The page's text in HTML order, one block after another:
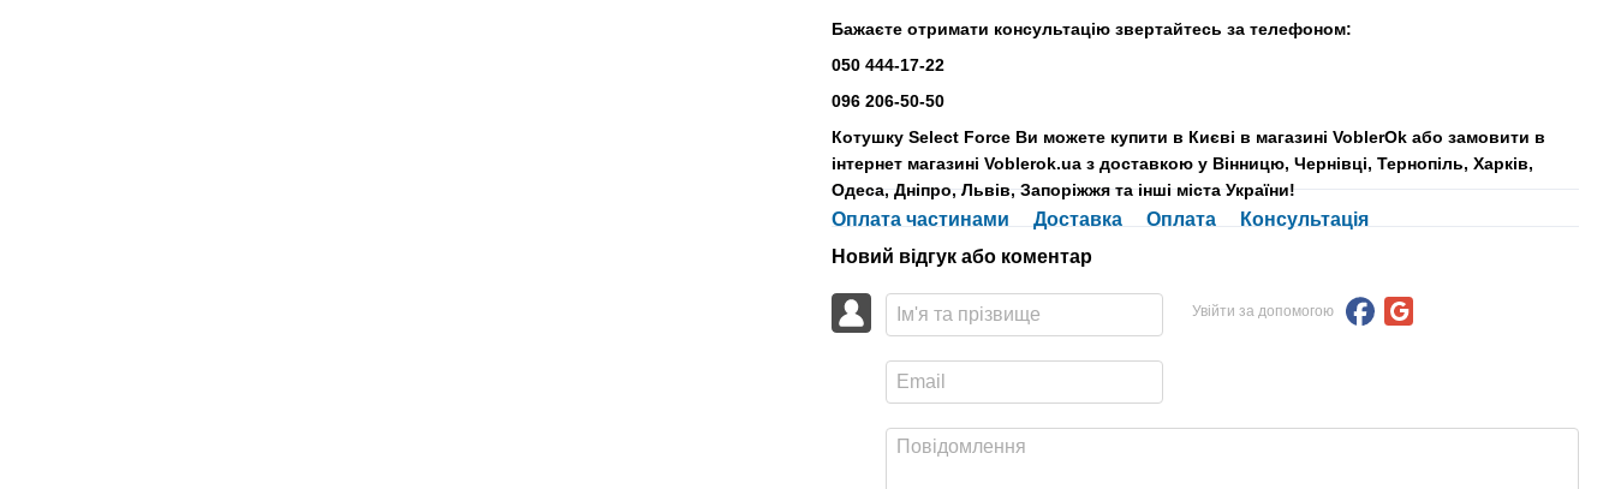
Бажаєте отримати консультацію звертайтесь за телефоном:
050 444-17-22
096 206-50-50
Котушку Select Force Ви можете купити в Києві в магазині VoblerOk або замовити в
інтернет магазині Voblerok.ua з доставкою у Вінницю, Чернівці, Тернопіль, Харків,
Одеса, Дніпро, Львів, Запоріжжя та інші міста України!
Оплата частинами Доставка Оплата
Консультація
Новий відгук або коментар
Увійти за допомогою